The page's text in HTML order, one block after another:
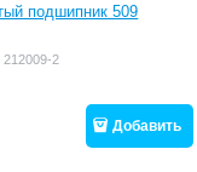
подшипник 509
212009-2
Добавить